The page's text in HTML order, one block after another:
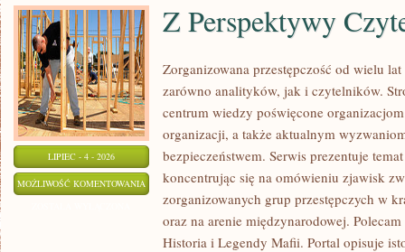
LIPIEC - 4 - 2026
MOŻLIWOŚĆ KOMENTOWANIA
PERSPEKTYWY
CZYTELNIKA
Z Perspektywy
Zorganizowana przestępczość od wielu
zarówno analityków, jak i czytelników.
centrum wiedzy poświęcone
organizacji, a także aktualnym
bezpieczeństwem. Serwis prezentuje
koncentrując się na omówieniu zjawisk
zorganizowanych grup przestępczych w
oraz na arenie międzynarodowej.
Historia i Legendy Mafii. Portal opisuje